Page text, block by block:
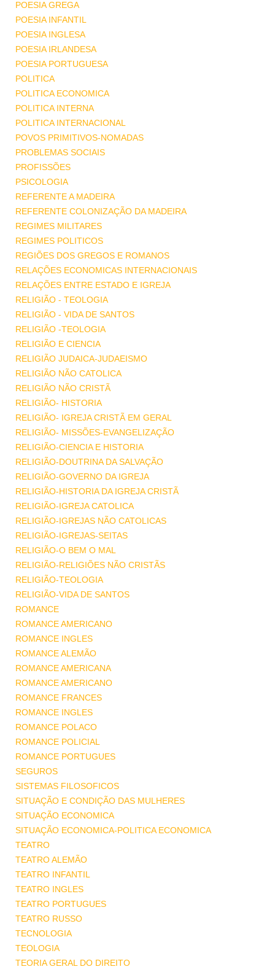
POESIA GREGA
POESIA INFANTIL
POESIA INGLESA
POESIA IRLANDESA
POESIA PORTUGUESA
POLITICA
POLITICA ECONOMICA
POLITICA INTERNA
POLITICA INTERNACIONAL
POVOS PRIMITIVOS-NOMADAS
PROBLEMAS SOCIAIS
PROFISSÕES
PSICOLOGIA
REFERENTE A MADEIRA
REFERENTE COLONIZAÇÃO DA MADEIRA
REGIMES MILITARES
REGIMES POLITICOS
REGIÕES DOS GREGOS E ROMANOS
RELAÇÕES ECONOMICAS INTERNACIONAIS
RELAÇÕES ENTRE ESTADO E IGREJA
RELIGIÃO - TEOLOGIA
RELIGIÃO - VIDA DE SANTOS
RELIGIÃO -TEOLOGIA
RELIGIÃO E CIENCIA
RELIGIÃO JUDAICA-JUDAEISMO
RELIGIÃO NÃO CATOLICA
RELIGIÃO NÃO CRISTÃ
RELIGIÃO- HISTORIA
RELIGIÃO- IGREJA CRISTÃ EM GERAL
RELIGIÃO- MISSÕES-EVANGELIZAÇÃO
RELIGIÃO-CIENCIA E HISTORIA
RELIGIÃO-DOUTRINA DA SALVAÇÃO
RELIGIÃO-GOVERNO DA IGREJA
RELIGIÃO-HISTORIA DA IGREJA CRISTÃ
RELIGIÃO-IGREJA CATOLICA
RELIGIÃO-IGREJAS NÃO CATOLICAS
RELIGIÃO-IGREJAS-SEITAS
RELIGIÃO-O BEM O MAL
RELIGIÃO-RELIGIÕES NÃO CRISTÃS
RELIGIÃO-TEOLOGIA
RELIGIÃO-VIDA DE SANTOS
ROMANCE
ROMANCE AMERICANO
ROMANCE INGLES
ROMANCE ALEMÃO
ROMANCE AMERICANA
ROMANCE AMERICANO
ROMANCE FRANCES
ROMANCE INGLES
ROMANCE POLACO
ROMANCE POLICIAL
ROMANCE PORTUGUES
SEGUROS
SISTEMAS FILOSOFICOS
SITUAÇÃO E CONDIÇÃO DAS MULHERES
SITUAÇÃO ECONOMICA
SITUAÇÃO ECONOMICA-POLITICA ECONOMICA
TEATRO
TEATRO ALEMÃO
TEATRO INFANTIL
TEATRO INGLES
TEATRO PORTUGUES
TEATRO RUSSO
TECNOLOGIA
TEOLOGIA
TEORIA GERAL DO DIREITO